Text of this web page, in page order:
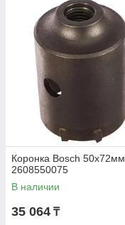
Коронка Bosch 50х72мм
2608550075
В наличии
35 064 ₸